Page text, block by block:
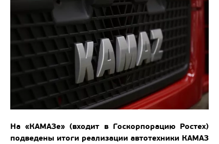
На «КАМАЗе» (входит в Госкорпорацию Ростех)
подведены итоги реализации автотехники КАМАЗ